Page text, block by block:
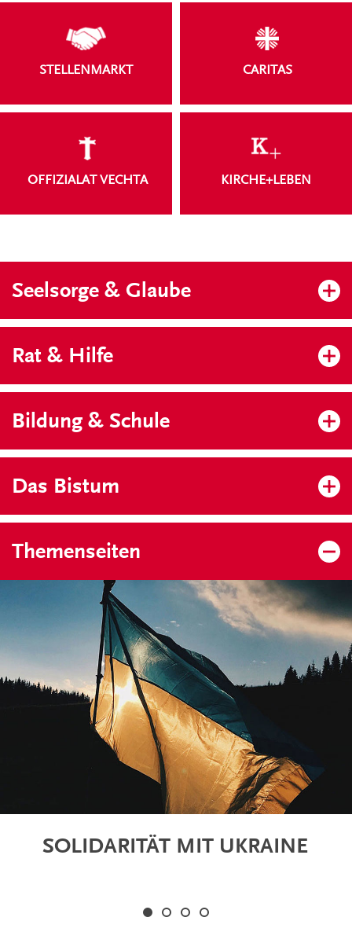
STELLENMARKT CARITAS
OFFIZIALAT VECHTA KIRCHE+LEBEN
Seelsorge & Glaube
Rat & Hilfe
Bildung & Schule
Das Bistum
Themenseiten
SOLIDARITÄT MIT UKRAINE